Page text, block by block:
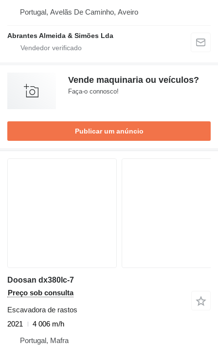
Portugal, Avelãs De Caminho, Aveiro
Abrantes Almeida & Simões Lda
Vende maquinaria ou veículos?
Faça-o connosco!
Publicar um anúncio
Doosan dx380lc-7
Preço sob consulta
Escavadora de rastos
2021
4 006 m/h
Portugal, Mafra